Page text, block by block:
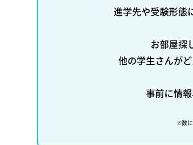
進学先や受験形態
お部屋探
他の学生さんが
事前に情
※数に